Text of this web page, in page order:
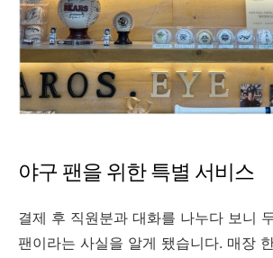
야구 팬을 위한 특별 서비스
결제 후 직원분과 대화를 나누다 보니
팬이라는 사실을 알게 됐습니다. 매장